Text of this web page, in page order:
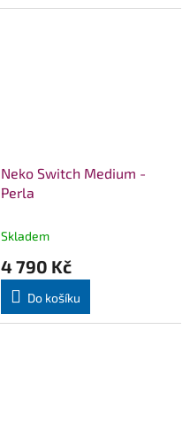
Neko Switch Medium -
Perla
Skladem
4 790 Kč
Do košíku